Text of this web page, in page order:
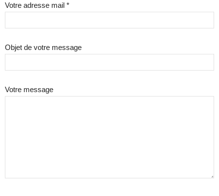
Votre adresse mail *
Objet de votre message
Votre message